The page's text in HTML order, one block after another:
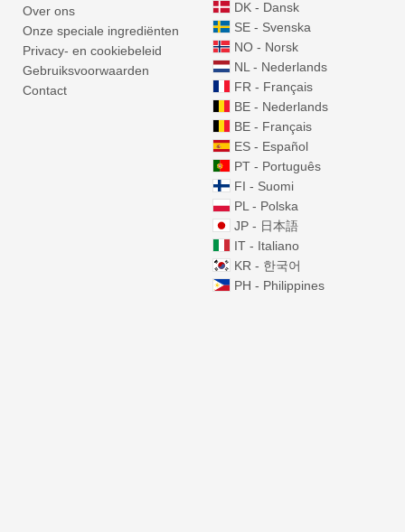
Over ons
Onze speciale ingrediënten
Privacy- en cookiebeleid
Gebruiksvoorwaarden
Contact
DK - Dansk
SE - Svenska
NO - Norsk
NL - Nederlands
FR - Français
BE - Nederlands
BE - Français
ES - Español
PT - Português
FI - Suomi
PL - Polska
JP - 日本語
IT - Italiano
KR - 한국어
PH - Philippines